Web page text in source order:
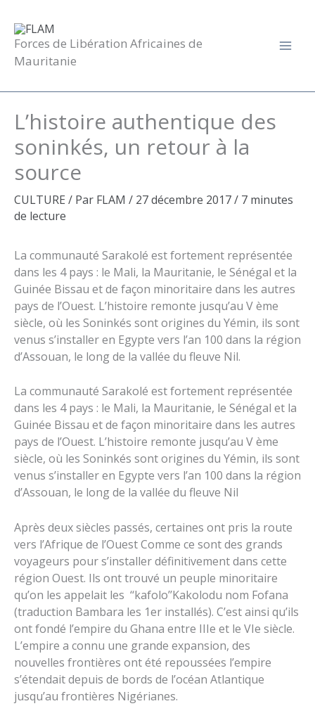
contenu
Forces de Libération Africaines de
Mauritanie
L’histoire authentique des
soninkés, un retour à la
source
CULTURE / Par FLAM / 27 décembre 2017/ 7 minutes
de lecture
La communauté Sarakolé est fortement représentée
dans les 4 pays : le Mali, la Mauritanie, le Sénégal et la
Guinée Bissau et de façon minoritaire dans les autres
pays de l’Ouest. L’histoire remonte jusqu’au V ème
siècle, où les Soninkés sont origines du Yémin, ils sont
venus s’installer en Egypte vers l’an 100 dans la région
d’Assouan, le long de la vallée du fleuve Nil.
La communauté Sarakolé est fortement représentée
dans les 4 pays : le Mali, la Mauritanie, le Sénégal et la
Guinée Bissau et de façon minoritaire dans les autres
pays de l’Ouest. L’histoire remonte jusqu’au V ème
siècle, où les Soninkés sont origines du Yémin, ils sont
venus s’installer en Egypte vers l’an 100 dans la région
d’Assouan, le long de la vallée du fleuve Nil
Après deux siècles passés, certaines ont pris la route
vers l’Afrique de l’Ouest Comme ce sont des grands
voyageurs pour s’installer définitivement dans cette
région Ouest. Ils ont trouvé un peuple minoritaire
qu’on les appelait les ‘‘kafolo’’Kakolodu nom Fofana
(traduction Bambara les 1er installés). C’est ainsi qu’ils
ont fondé l’empire du Ghana entre IIIe et le VIe siècle.
L’empire a connu une grande expansion, des
nouvelles frontières ont été repoussées l’empire
s’étendait depuis de bords de l’océan Atlantique
jusqu’au frontières Nigérianes.